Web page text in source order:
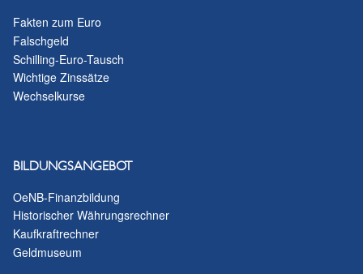
Fakten zum Euro
Falschgeld
Schilling-Euro-Tausch
Wichtige Zinssätze
Wechselkurse
BILDUNGSANGEBOT
OeNB-Finanzbildung
Historischer Währungsrechner
Kaufkraftrechner
Geldmuseum